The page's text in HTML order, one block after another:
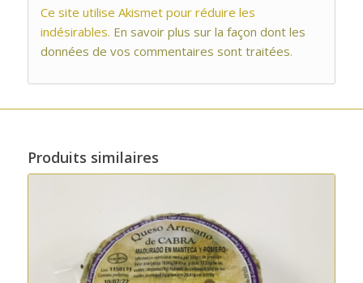
Ce site utilise Akismet pour réduire les
indésirables. En savoir plus sur la façon dont les
données de vos commentaires sont traitées.
Produits similaires